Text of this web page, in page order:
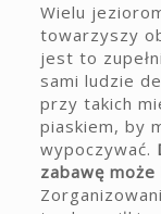
Wielu
towarzyszy
jest to
sami ludzie
przy takich
piaskiem, by
wypoczywać.
zabawę